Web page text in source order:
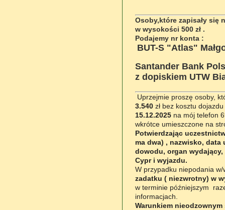
Osoby,które zapisały się
w wysokości 500 zł .
Podajemy nr konta :
BUT-S "Atlas"
Santander Bank
z dopiskiem UTW
Uprzejmie proszę osoby,
3.540 zł bez kosztu
15.12.2025 na mój telefon
wkrótce umieszczone na
Potwierdzając
ma dwa) , nazwisko,
dowodu, organ
Cypr i wyjazdu.
W przypadku niepodania
zadatku ( niezwrotny) w
w terminie późniejszym
informacjach.
Warunkiem nieodzownym